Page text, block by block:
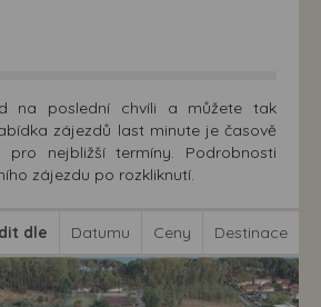
na poslední chvíli a můžete tak
zájezdů last minute je časově
nejbližší termíny. Podrobnosti
zájezdu po rozkliknutí.
dle Datumu Ceny Destinace